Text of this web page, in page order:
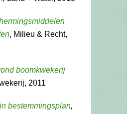
, Milieu & Recht,
boomkwekerij
2011
bestemmingsplan,